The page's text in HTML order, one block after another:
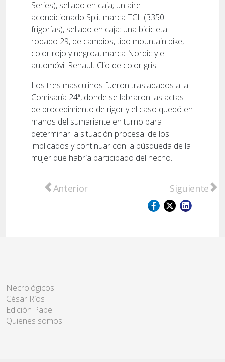
Series), sellado en caja; un aire
acondicionado Split marca TCL (3350
frigorías), sellado en caja: una bicicleta
rodado 29, de cambios, tipo mountain bike,
color rojo y negroa, marca Nordic y el
automóvil Renault Clio de color gris.
Los tres masculinos fueron trasladados a la
Comisaría 24ª, donde se labraron las actas
de procedimiento de rigor y el caso quedó en
manos del sumariante en turno para
determinar la situación procesal de los
implicados y continuar con la búsqueda de la
mujer que habría participado del hecho.
Artículo anterior: Tensión en Fray Luis
Anterior Artículo
Siguiente
Necrológicos
César Ríos
Edición Papel
Quienes somos